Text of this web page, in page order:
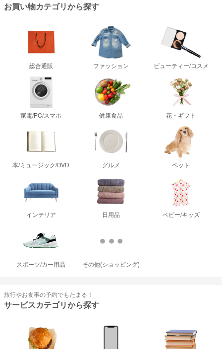
お買い物カテゴリから探す
総合通販 ファッション ビューティー/コスメ
家電/PC/スマホ 健康食品 花・ギフト
本/ミュージック/DVD グルメ ペット
インテリア 日用品 ベビー/キッズ
スポーツ/カー用品 その他(ショッピング)
旅行やお食事の予約でもたまる！
サービスカテゴリから探す